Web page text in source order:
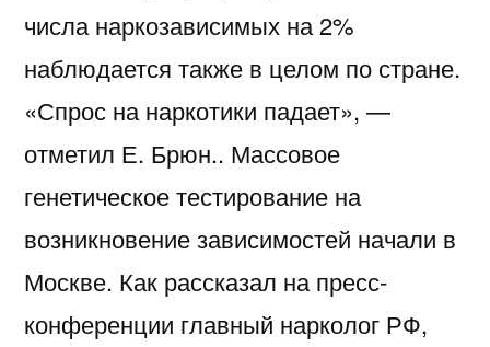
числа наркозависимых на 2%
наблюдается также в целом по стране.
«Спрос на наркотики падает», —
отметил Е. Брюн.. Массовое
генетическое тестирование на
возникновение зависимостей начали в
Москве. Как рассказал на пресс-
конференции главный нарколог РФ,